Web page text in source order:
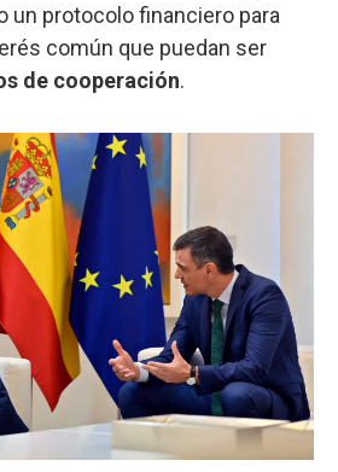
un protocolo financiero para
común que puedan ser
de cooperación.